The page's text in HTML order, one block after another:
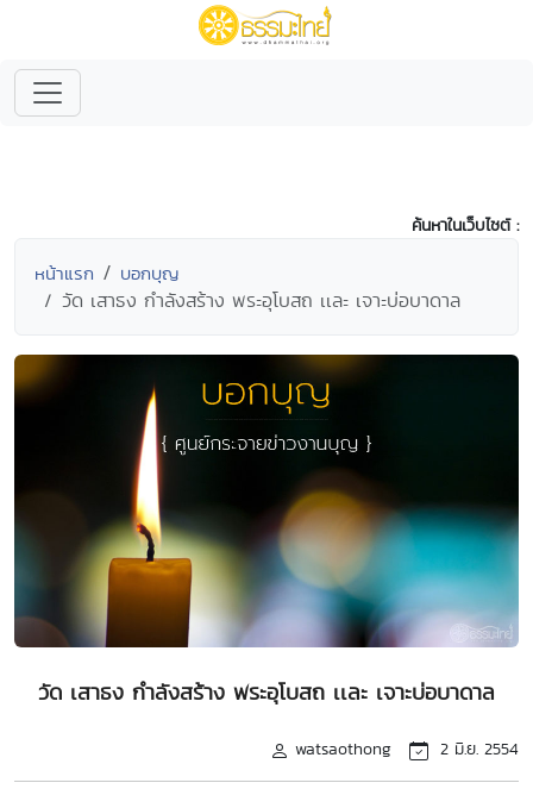
ค้นหาในเว็บไซต์ :
หน้าแรก บอกบุญ
วัด เสาธง กำลังสร้าง พระอุโบสถ เเละ เจาะบ่อบาดาล
วัด เสาธง กำลังสร้าง พระอุโบสถ เเละ เจาะบ่อบาดาล
watsaothong 2 มิ.ย. 2554